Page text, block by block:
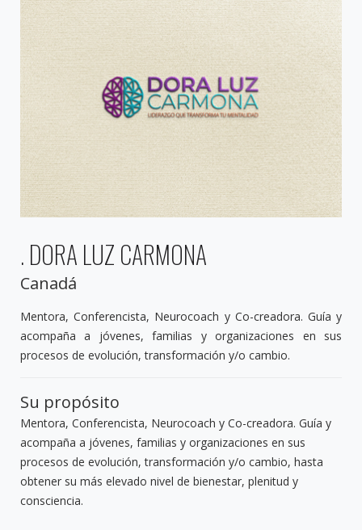
. DORA LUZ CARMONA
Canadá
Mentora, Conferencista, Neurocoach y Co-creadora. Guía y
acompaña a jóvenes, familias y organizaciones en sus
procesos de evolución, transformación y/o cambio.
Su propósito
Mentora, Conferencista, Neurocoach y Co-creadora. Guía y
acompaña a jóvenes, familias y organizaciones en sus
procesos de evolución, transformación y/o cambio, hasta
obtener su más elevado nivel de bienestar, plenitud y
consciencia.